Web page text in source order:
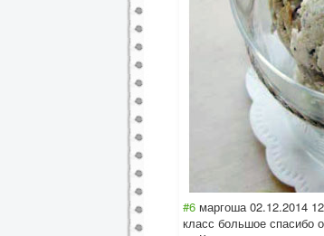
#6 маргоша 02.12.2014
класс большое спасибо